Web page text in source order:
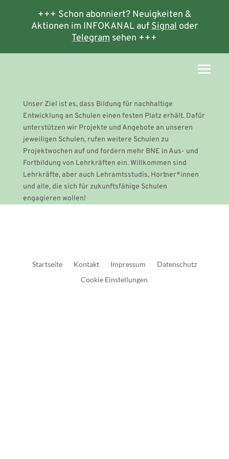
+++ Schon abonniert? Neuigkeiten &
Aktionen im INFOKANAL aufSignaloder
Telegramsehen +++
Unser Ziel ist es, dass Bildung für nachhaltige
Entwicklung an Schulen einen festen Platz erhält. Dafür
unterstützen wir Projekte und Angebote an unseren
jeweiligen Schulen, rufen weitere Schulen zu
Projektwochen auf und fordern mehr BNE in Aus- und
Fortbildung von Lehrkräften ein. Willkommen sind
Lehrkräfte, aber auch Lehramtsstudis, Hortner*innen
und alle, die sich für zukunftsfähige Schulen
engagieren wollen!
Startseite Kontakt Impressum
Datenschutz
Cookie Einstellungen